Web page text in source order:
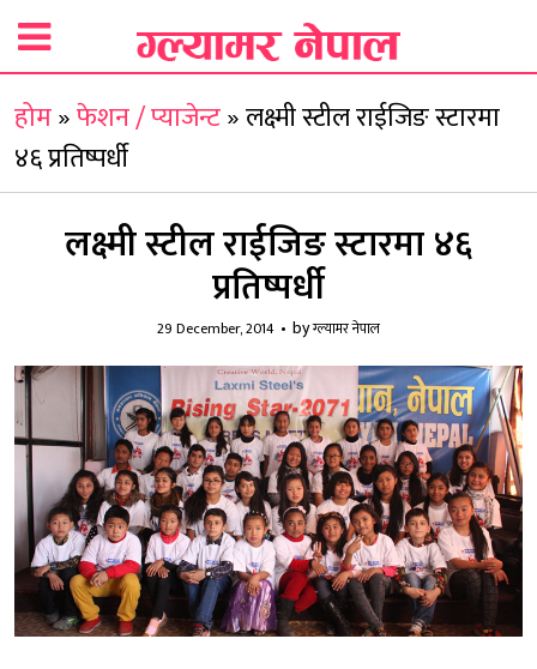
होम»फेशन / प्याजेन्ट»लक्ष्मी स्टील राईजिङ स्टारमा
४६ प्रतिष्पर्धी
लक्ष्मी स्टील राईजिङ स्टारमा ४६
प्रतिष्पर्धी
29 December, 2014 byग्ल्यामर नेपाल